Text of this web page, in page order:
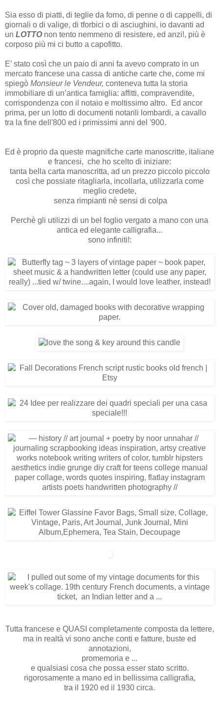
Sia esso di piatti, di teglie da forno, di penne o di cappelli, di
giornali o di valige, di tforbici o di asciughini, io davanti ad
un LOTTOnon tento nemmeno di resistere, ed anzi!, più è
corposo più mi ci butto a capofitto.
E’ stato così che un paio di anni fa avevo comprato in un
mercato francese una cassa di antiche carte che, come mi
spiegò Monsieur le Vendeur, conteneva tutta la storia
immobiliare di un’antica famiglia: affitti, compravendite,
corrispondenza con il notaio e moltissimo altro. Ed ancor
prima, per un lotto di documenti notarili lombardi, a cavallo
tra la fine dell'800 ed i primissimi anni del '900.
Ed è proprio da queste magnifiche carte manoscritte, italiane
e francesi, che ho scelto di iniziare:
tanta bella carta manoscritta, ad un prezzo piccolo piccolo
così che possiate ritagliarla, incollarla, utilizzarla come
meglio credete,
senza rimpianti nè sensi di colpa
Perchè gli utilizzi di un bel foglio vergato a mano con una
antica ed elegante calligrafia...
sono infiniti!:
Tutta francese e QUASI completamente composta da lettere,
ma in realtà vi sono anche conti e fatture, buste ed
annotazioni,
promemoria e ...
e qualsiasi cosa che possa esser stato scritto.
rigorosamente a mano ed in bellissima calligrafia,
tra il 1920 ed il 1930 circa.